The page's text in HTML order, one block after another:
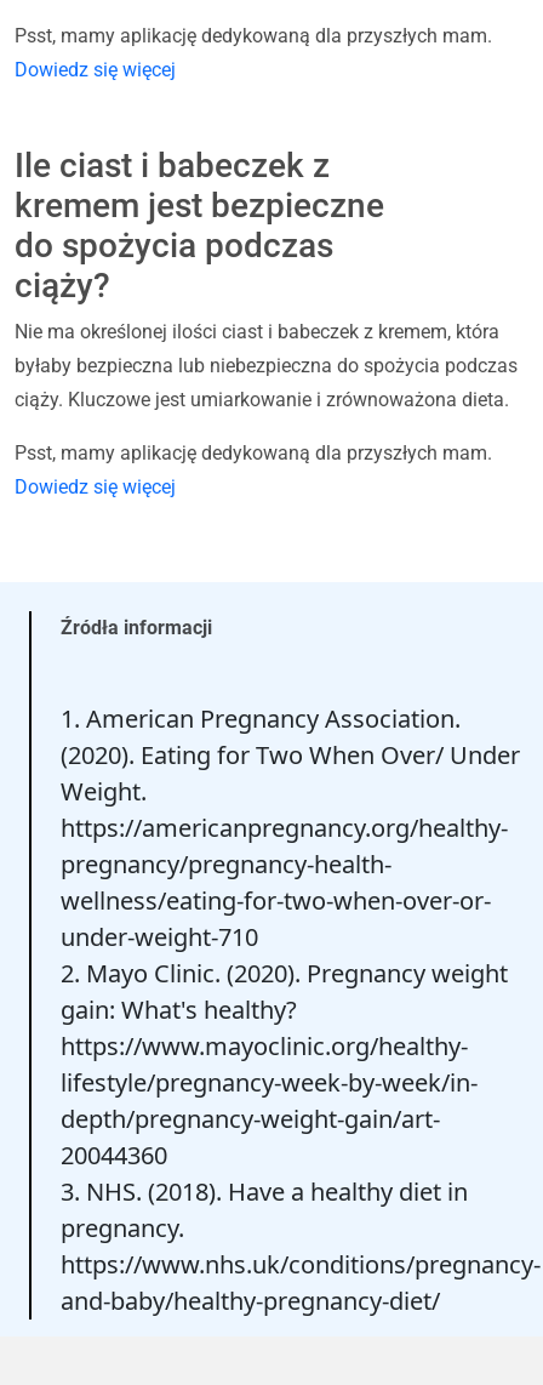
Psst, mamy aplikację dedykowaną dla przyszłych mam.
Dowiedz się więcej
Ile ciast i babeczek z
kremem jest bezpieczne
do spożycia podczas
ciąży?
Nie ma określonej ilości ciast i babeczek z kremem, która
byłaby bezpieczna lub niebezpieczna do spożycia podczas
ciąży. Kluczowe jest umiarkowanie i zrównoważona dieta.
Psst, mamy aplikację dedykowaną dla przyszłych mam.
Dowiedz się więcej
Źródła informacji
1. American Pregnancy Association.
(2020). Eating for Two When Over/ Under
Weight.
https://americanpregnancy.org/healthy-
pregnancy/pregnancy-health-
wellness/eating-for-two-when-over-or-
under-weight-710
2. Mayo Clinic. (2020). Pregnancy weight
gain: What's healthy?
https://www.mayoclinic.org/healthy-
lifestyle/pregnancy-week-by-week/in-
depth/pregnancy-weight-gain/art-
20044360
3. NHS. (2018). Have a healthy diet in
pregnancy.
https://www.nhs.uk/conditions/pregnancy-
and-baby/healthy-pregnancy-diet/